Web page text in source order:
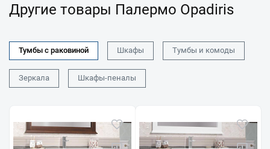
Другие товары Палермо Opadiris
Тумбы с раковиной Шкафы Тумбы и комоды
Зеркала Шкафы-пеналы